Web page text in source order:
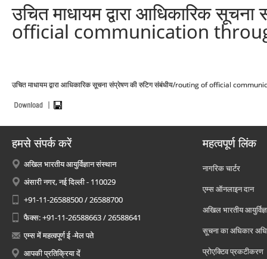
उचित माधायम द्वारा आधिकारिक
official communication
उचित माधायम द्वारा आधिकारिक सूचना संप्रेषण की रुटिग संबंधीय/routing of official
हमसे संपर्क करें
अखिल भारतीय आयुर्विज्ञान संस्थान
अंसारी नगर, नई दिल्ली - 110029
+91-11-26588500 / 26588700
फैक्स: +91-11-26588663 / 26588641
एम्स में महत्वपूर्ण ई -मेल पते
आपकी प्रतिक्रिया दें
महत्वपूर्ण लिंक
नागरिक चार्टर
एम्स ऑनलाइन दान
अखिल भारतीय
सूचना का अधिकार
प्रोएक्टिव प्रकटीकरण